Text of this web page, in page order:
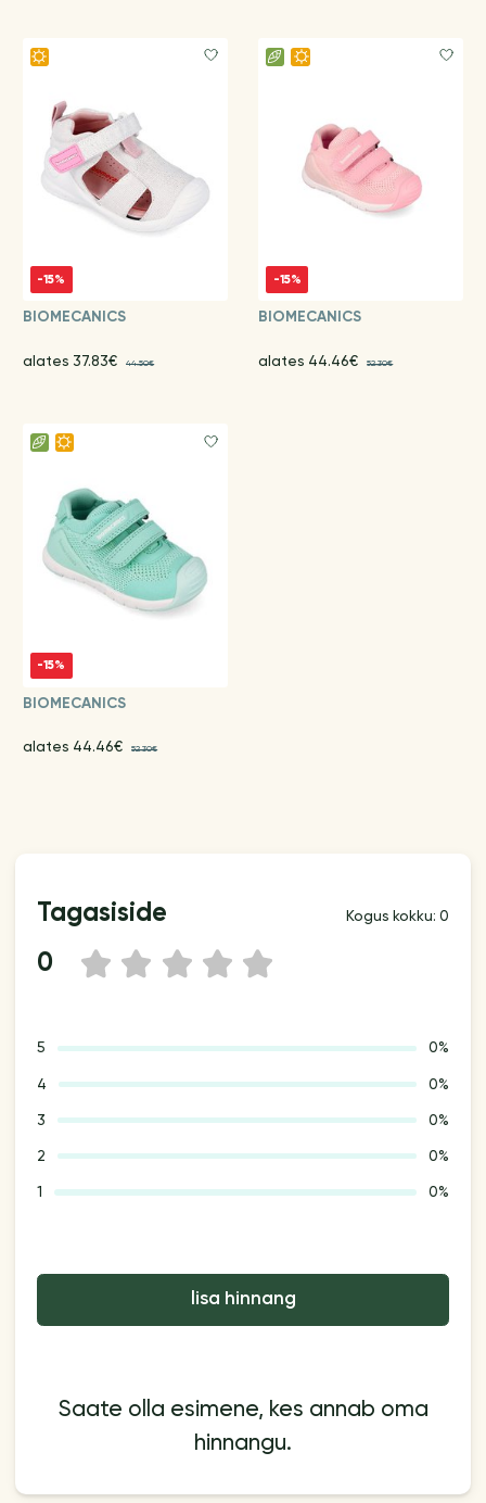
-15%
BIOMECANICS
alates 37.83€ 44.50€
-15%
BIOMECANICS
alates 44.46€ 52.30€
-15%
BIOMECANICS
alates 44.46€ 52.30€
Tagasiside Kogus kokku: 0
0 5
4
3
2
1
5 0%
4 0%
3 0%
2 0%
1 0%
lisa hinnang
Saate olla esimene, kes annab oma
hinnangu.